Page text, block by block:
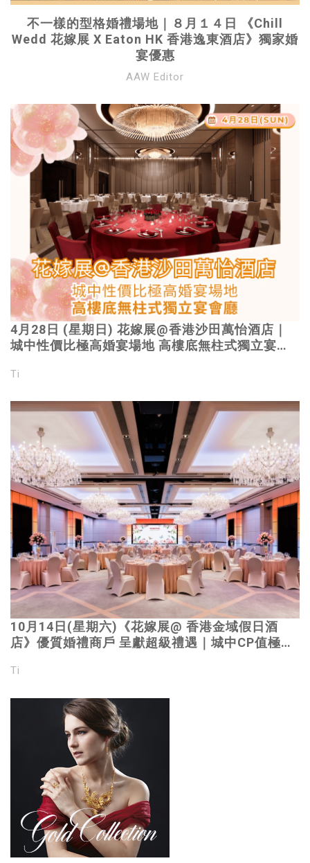
不一樣的型格婚禮場地｜８月１４日 《Chill
Wedd 花嫁展 X Eaton HK 香港逸東酒店》獨家婚
宴優惠
AAW Editor
4月28日 (星期日) 花嫁展@香港沙田萬怡酒店｜
城中性價比極高婚宴場地 高樓底無柱式獨立宴會
Ti
10月14日(星期六)《花嫁展@ 香港金域假日酒
店》優質婚禮商戶 呈獻超級禮遇｜城中CP值極高
lollipop｜立即登記
Ti